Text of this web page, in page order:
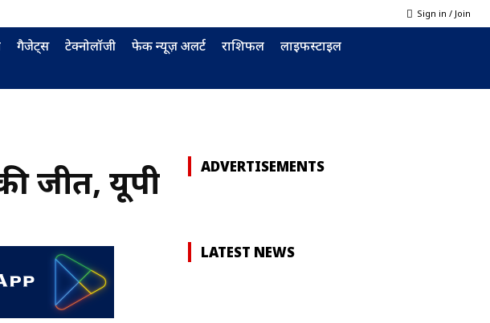
Sign in / Join
गैजेट्स टेक्नोलॉजी फेक न्यूज़ अलर्ट राशिफल लाइफस्टाइल
जीत, यूपी
ADVERTISEMENTS
LATEST NEWS